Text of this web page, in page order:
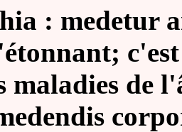
: medetur
maladies de